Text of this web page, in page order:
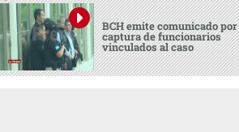
BCH emite comunicado por
captura de funcionarios
vinculados al caso